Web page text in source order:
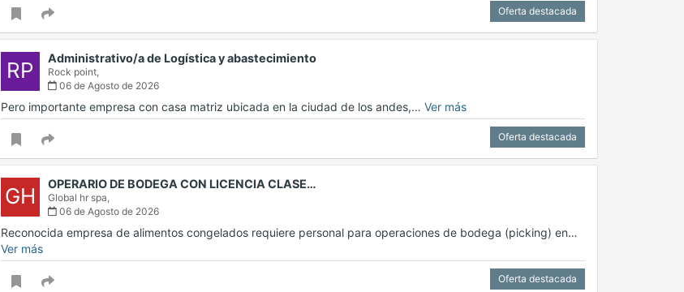
Oferta destacada
RP Administrativo/a de Logística y abastecimiento
Rock point,
06 de Agosto de 2026
Pero importante empresa con casa matriz ubicada en la ciudad de los andes,… Ver más
Oferta destacada
GH OPERARIO DE BODEGA CON LICENCIA CLASE…
Global hr spa,
06 de Agosto de 2026
Reconocida empresa de alimentos congelados requiere personal para operaciones de bodega (picking) en…
Ver más
Oferta destacada